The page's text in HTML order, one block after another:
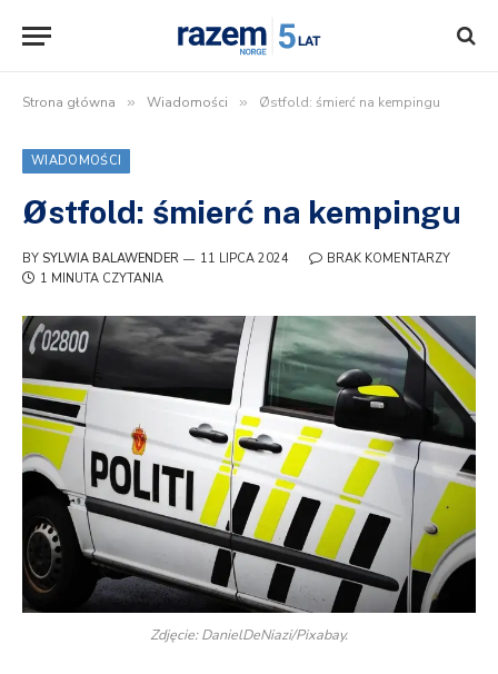
Strona główna » Wiadomości » Østfold: śmierć na kempingu
WIADOMOŚCI
Østfold: śmierć na kempingu
BY SYLWIA BALAWENDER 11 LIPCA 2024
BRAK KOMENTARZY
1 MINUTA CZYTANIA
Zdjęcie: DanielDeNiazi/Pixabay.